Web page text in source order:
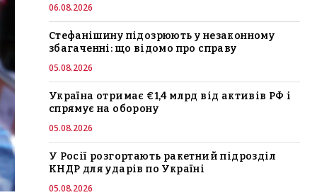
06.08.2026
Стефанішину підозрюють у незаконному
збагаченні: що відомо про справу
05.08.2026
Україна отримає €1,4 млрд від активів РФ і
спрямує на оборону
05.08.2026
У Росії розгортають ракетний підрозділ
КНДР для ударів по Україні
05.08.2026